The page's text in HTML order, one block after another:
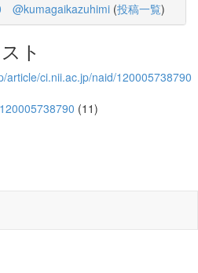
@kumagaikazuhimi (投稿一覧)
ト
article/ci.nii.ac.jp/naid/120005738790
(11)